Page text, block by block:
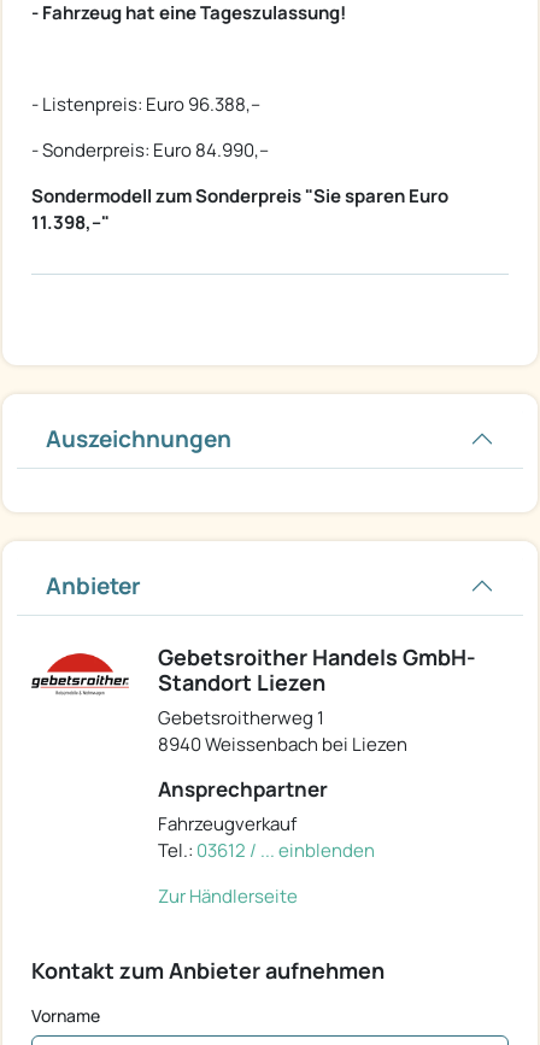
- Fahrzeug hat eine Tageszulassung!
- Listenpreis: Euro 96.388,--
- Sonderpreis: Euro 84.990,--
Sondermodell zum Sonderpreis "Sie sparen Euro
11.398,--"
Auszeichnungen
Anbieter
Gebetsroither Handels GmbH-
Standort Liezen
Gebetsroitherweg 1
8940 Weissenbach bei Liezen
Ansprechpartner
Fahrzeugverkauf
Tel.: 03612 / ... einblenden
Zur Händlerseite
Kontakt zum Anbieter aufnehmen
Vorname